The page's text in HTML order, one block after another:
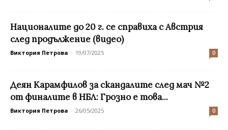
Националите до 20 г. се справиха с Австрия
след продължение (видео)
Виктория Петрова - 19/07/2025 0
Деян Карамфилов за скандалите след мач №2
от финалите в НБЛ: Грозно е това...
Виктория Петрова - 26/05/2025 0